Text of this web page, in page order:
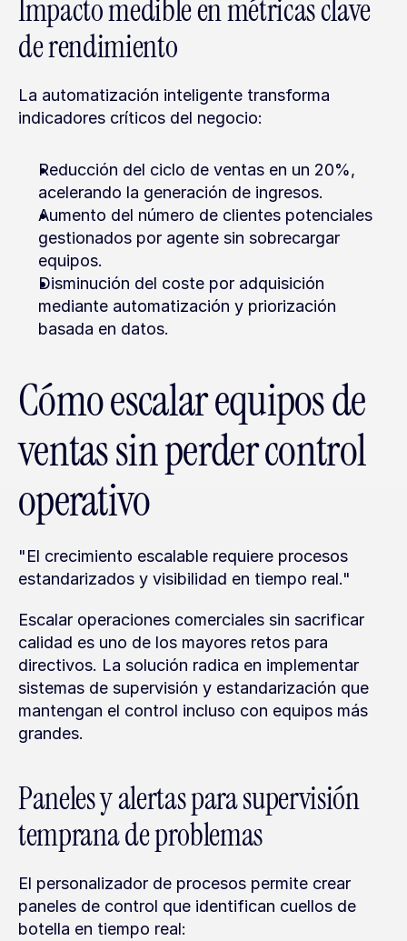
Impacto medible en métricas clave
de rendimiento
La automatización inteligente transforma
indicadores críticos del negocio:
Reducción del ciclo de ventas en un 20%,
acelerando la generación de ingresos.
Aumento del número de clientes potenciales
gestionados por agente sin sobrecargar
equipos.
Disminución del coste por adquisición
mediante automatización y priorización
basada en datos.
Cómo escalar equipos de
ventas sin perder control
operativo
"El crecimiento escalable requiere procesos
estandarizados y visibilidad en tiempo real."
Escalar operaciones comerciales sin sacrificar
calidad es uno de los mayores retos para
directivos. La solución radica en implementar
sistemas de supervisión y estandarización que
mantengan el control incluso con equipos más
grandes.
Paneles y alertas para supervisión
temprana de problemas
El personalizador de procesos permite crear
paneles de control que identifican cuellos de
botella en tiempo real: